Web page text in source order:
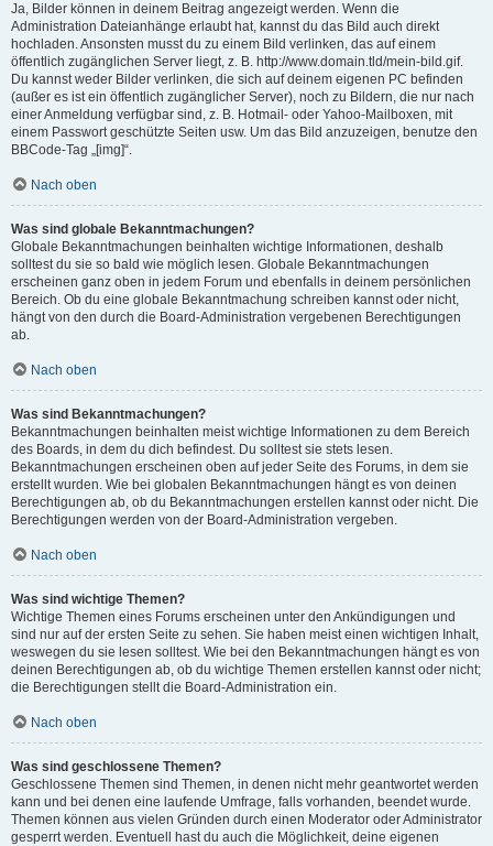
Ja, Bilder können in deinem Beitrag angezeigt werden. Wenn die
Administration Dateianhänge erlaubt hat, kannst du das Bild auch direkt
hochladen. Ansonsten musst du zu einem Bild verlinken, das auf einem
öffentlich zugänglichen Server liegt, z. B. http://www.domain.tld/mein-bild.gif.
Du kannst weder Bilder verlinken, die sich auf deinem eigenen PC befinden
(außer es ist ein öffentlich zugänglicher Server), noch zu Bildern, die nur nach
einer Anmeldung verfügbar sind, z. B. Hotmail- oder Yahoo-Mailboxen, mit
einem Passwort geschützte Seiten usw. Um das Bild anzuzeigen, benutze den
BBCode-Tag „[img]“.
Nach oben
Was sind globale Bekanntmachungen?
Globale Bekanntmachungen beinhalten wichtige Informationen, deshalb
solltest du sie so bald wie möglich lesen. Globale Bekanntmachungen
erscheinen ganz oben in jedem Forum und ebenfalls in deinem persönlichen
Bereich. Ob du eine globale Bekanntmachung schreiben kannst oder nicht,
hängt von den durch die Board-Administration vergebenen Berechtigungen
ab.
Nach oben
Was sind Bekanntmachungen?
Bekanntmachungen beinhalten meist wichtige Informationen zu dem Bereich
des Boards, in dem du dich befindest. Du solltest sie stets lesen.
Bekanntmachungen erscheinen oben auf jeder Seite des Forums, in dem sie
erstellt wurden. Wie bei globalen Bekanntmachungen hängt es von deinen
Berechtigungen ab, ob du Bekanntmachungen erstellen kannst oder nicht. Die
Berechtigungen werden von der Board-Administration vergeben.
Nach oben
Was sind wichtige Themen?
Wichtige Themen eines Forums erscheinen unter den Ankündigungen und
sind nur auf der ersten Seite zu sehen. Sie haben meist einen wichtigen Inhalt,
weswegen du sie lesen solltest. Wie bei den Bekanntmachungen hängt es von
deinen Berechtigungen ab, ob du wichtige Themen erstellen kannst oder nicht;
die Berechtigungen stellt die Board-Administration ein.
Nach oben
Was sind geschlossene Themen?
Geschlossene Themen sind Themen, in denen nicht mehr geantwortet werden
kann und bei denen eine laufende Umfrage, falls vorhanden, beendet wurde.
Themen können aus vielen Gründen durch einen Moderator oder Administrator
gesperrt werden. Eventuell hast du auch die Möglichkeit, deine eigenen